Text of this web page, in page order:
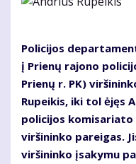
Policijos
į Prienų rajono
Prienų r. PK)
Rupeikis, iki tol ėjęs
policijos komisariato
viršininko pareigas.
viršininko įsakymu